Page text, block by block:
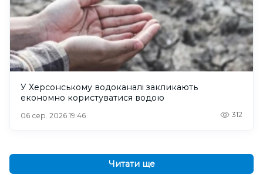
У Херсонському водоканалі закликають
економно користуватися водою
06 сер. 2026 19:46 312
Читати ще